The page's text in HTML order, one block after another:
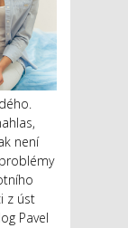
není
z úst
Pavel